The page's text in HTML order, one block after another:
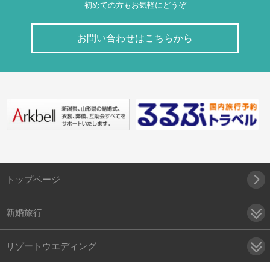
初めての方もお気軽にどうぞ
お問い合わせはこちらから
トップページ
新婚旅行
リゾートウエディング